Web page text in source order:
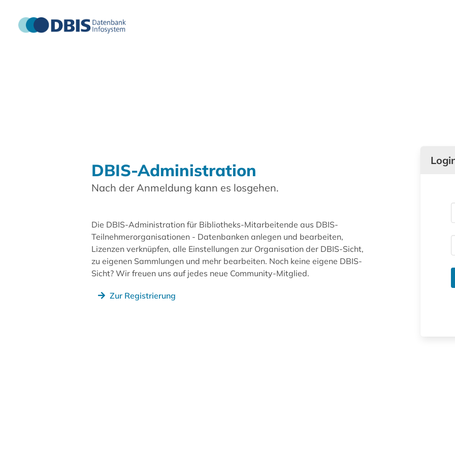
DBIS-Administration
Nach der Anmeldung kann es losgehen.
Die DBIS-Administration für Bibliotheks-Mitarbeitende aus DBIS-
Teilnehmerorganisationen - Datenbanken anlegen und bearbeiten,
Lizenzen verknüpfen, alle Einstellungen zur Organisation der DBIS-Sicht,
zu eigenen Sammlungen und mehr bearbeiten. Noch keine eigene DBIS-
Sicht? Wir freuen uns auf jedes neue Community-Mitglied.
Zur Registrierung